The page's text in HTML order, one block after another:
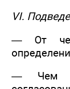
VI.
— От
— Чем